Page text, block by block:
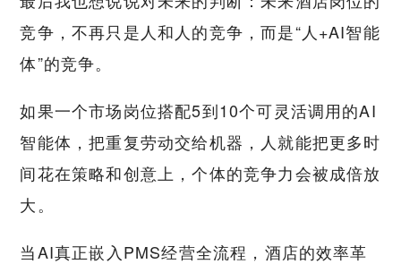
竞争，不再只是人和人的竞争，而是“人+AI智能
体”的竞争。
如果一个市场岗位搭配5到10个可灵活调用的AI
智能体，把重复劳动交给机器，人就能把更多时
间花在策略和创意上，个体的竞争力会被成倍放
大。
当AI真正嵌入PMS经营全流程，酒店的效率革